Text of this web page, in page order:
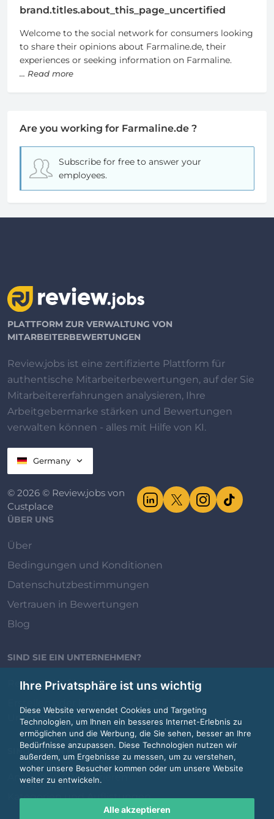
Ihre Privatsphäre ist uns wichtig
Diese Website verwendet Cookies und Targeting
Technologien, um Ihnen ein besseres Internet-Erlebnis zu
ermöglichen und die Werbung, die Sie sehen, besser an Ihre
Bedürfnisse anzupassen. Diese Technologien nutzen wir
außerdem, um Ergebnisse zu messen, um zu verstehen,
woher unsere Besucher kommen oder um unsere Website
weiter zu entwickeln.
Alle akzeptieren
brand.titles.about_this_page_uncertified
Welcome to the social network for consumers looking
to share their opinions about Farmaline.de, their
experiences or seeking information on Farmaline.
... Read more
Are you working for Farmaline.de ?
Subscribe for freeto answer your
employees.
PLATTFORM ZUR VERWALTUNG VON
MITARBEITERBEWERTUNGEN
Review.jobs ist eine zertifizierte Plattform für
authentische Mitarbeiterbewertungen, auf der Sie
Mitarbeitererfahrungen analysieren, Ihre
Arbeitgebermarke stärken und Bewertungen
verwalten können - alles mit Hilfe von KI.
Germany
© 2026 © Review.jobs von
Custplace
ÜBER UNS
Über
Bedingungen und Konditionen
Datenschutzbestimmungen
Vertrauen in Bewertungen
Blog
SIND SIE EIN UNTERNEHMEN?
Review.jobs für Unternehmen
Unternehmensseite
SIND SIE EIN MITARBEITER?
Anmelden / Registrieren
Kategorien und Auflistungen